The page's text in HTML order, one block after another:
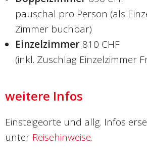
pauschal pro Person (als
Zimmer buchbar)
Einzelzimmer 810 CHF
(inkl. Zuschlag Einzelzimmer
weitere Infos
Einsteigeorte und allg. Infos
unter Reisehinweise.